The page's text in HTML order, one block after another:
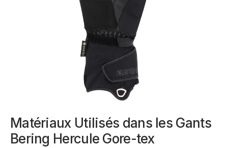
Matériaux Utilisés dans les Gants
Bering Hercule Gore-tex